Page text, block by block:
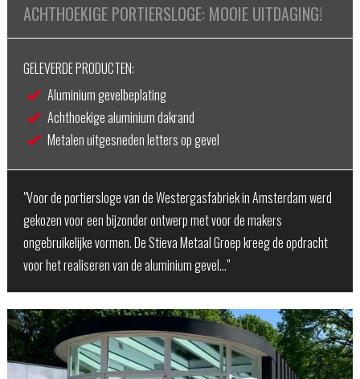
ACHTHOEKIGE PORTIERSLOGE: MOOIE UITDAGING!
GELEVERDE PRODUCTEN:
Aluminium gevelbeplating
Achthoekige aluminium dakrand
Metalen uitgesneden letters op gevel
"Voor de portiersloge van de Westergasfabriek in Amsterdam werd
gekozen voor een bijzonder ontwerp met voor de makers
ongebruikelijke vormen. De Stieva Metaal Groep kreeg de opdracht
voor het realiseren van de aluminium gevel…"